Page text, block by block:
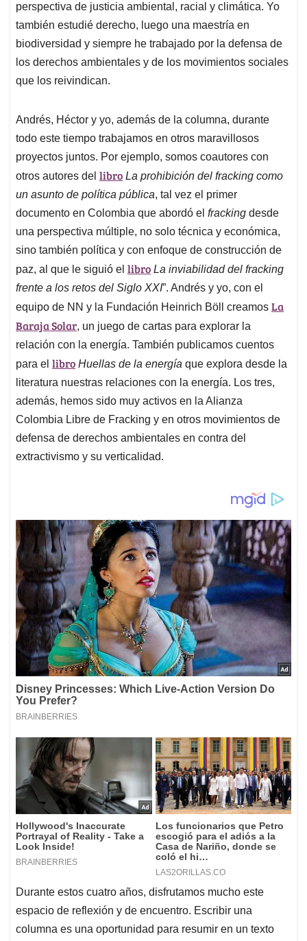
perspectiva de justicia ambiental, racial y climática. Yo
también estudié derecho, luego una maestría en
biodiversidad y siempre he trabajado por la defensa de
los derechos ambientales y de los movimientos sociales
que los reivindican.
Andrés, Héctor y yo, además de la columna, durante
todo este tiempo trabajamos en otros maravillosos
proyectos juntos. Por ejemplo, somos coautores con
otros autores del libro La prohibición del fracking como
un asunto de política pública, tal vez el primer
documento en Colombia que abordó el fracking desde
una perspectiva múltiple, no solo técnica y económica,
sino también política y con enfoque de construcción de
paz, al que le siguió el libro La inviabilidad del fracking
frente a los retos del Siglo XXI”. Andrés y yo, con el
equipo de NN y la Fundación Heinrich Böll creamos La
Baraja Solar, un juego de cartas para explorar la
relación con la energía. También publicamos cuentos
para el libro Huellas de la energía que explora desde la
literatura nuestras relaciones con la energía. Los tres,
además, hemos sido muy activos en la Alianza
Colombia Libre de Fracking y en otros movimientos de
defensa de derechos ambientales en contra del
extractivismo y su verticalidad.
Durante estos cuatro años, disfrutamos mucho este
espacio de reflexión y de encuentro. Escribir una
columna es una oportunidad para resumir en un texto